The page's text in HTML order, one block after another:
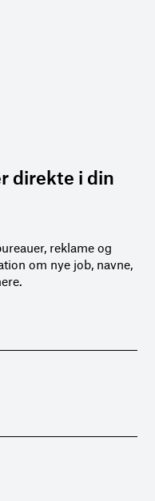
direkte i din
reklame og
om nye job, navne,